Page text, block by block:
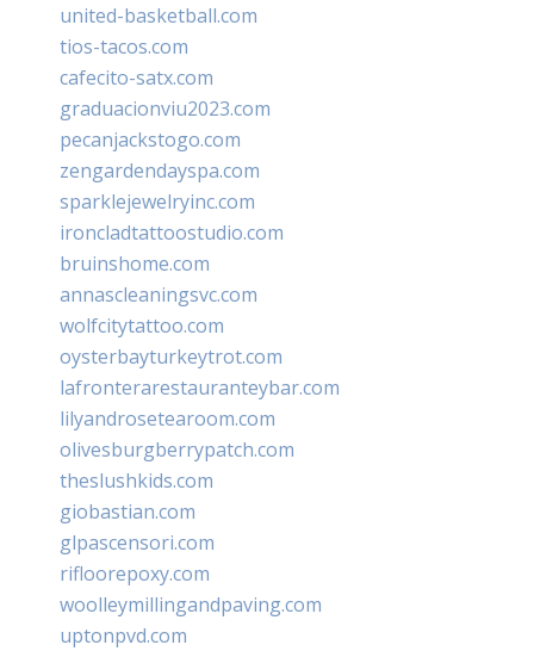
united-basketball.com
tios-tacos.com
cafecito-satx.com
graduacionviu2023.com
pecanjackstogo.com
zengardendayspa.com
sparklejewelryinc.com
ironcladtattoostudio.com
bruinshome.com
annascleaningsvc.com
wolfcitytattoo.com
oysterbayturkeytrot.com
lafronterarestauranteybar.com
lilyandrosetearoom.com
olivesburgberrypatch.com
theslushkids.com
giobastian.com
glpascensori.com
rifloorepoxy.com
woolleymillingandpaving.com
uptonpvd.com